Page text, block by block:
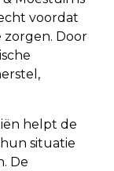
voordat
Door
helpt de
situatie
De